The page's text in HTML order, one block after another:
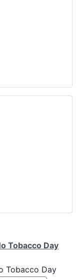
Tobacco Day
Tobacco Day